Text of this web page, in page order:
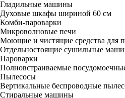
Гладильные машины
Духовые шкафы шириной 60 см
Комби-пароварки
Микроволновые печи
Моющие и чистящие средства для
Отдельностоящие сушильные
Пароварки
Полновстраиваемые
Пылесосы
Вертикальные беспроводные
Стиральные машины